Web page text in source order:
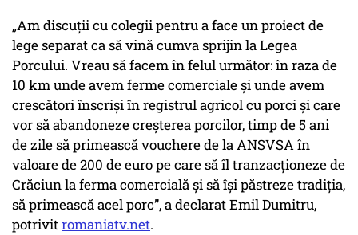
„Am discuții cu colegii pentru a face un proiect de
lege separat ca să vină cumva sprijin la Legea
Porcului. Vreau să facem în felul următor: în raza de
10 km unde avem ferme comerciale și unde avem
crescători înscriși în registrul agricol cu porci și care
vor să abandoneze creșterea porcilor, timp de 5 ani
de zile să primească vouchere de la ANSVSA în
valoare de 200 de euro pe care să îl tranzacționeze de
Crăciun la ferma comercială și să își păstreze tradiția,
să primească acel porc”, a declarat Emil Dumitru,
potrivitromaniatv.net.